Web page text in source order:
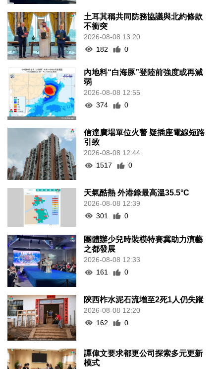
土耳其稱共同防務協議與北約條款
不衝突
2026-08-08 13:20
182
0
內地料“白海豚”登陸前強度或再減
弱
2026-08-08 12:55
374
0
信達廣場單位火警 疑插座電線短路
引致
2026-08-08 12:44
1517
0
天氣酷熱 外港錄最高溫35.5°C
2026-08-08 12:39
301
0
團體辦少兒時裝模特賽冀助力演藝
之都發展
2026-08-08 12:33
161
0
陝西柞水泥石流增至2死1人仍失蹤
2026-08-08 12:20
162
0
譚偉文要求都更公司探索多元更新
模式